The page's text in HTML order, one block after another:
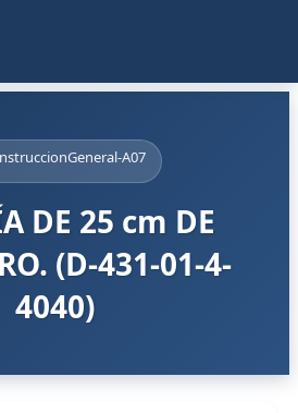
A07
DE 25 cm DE
(D-431-01-4-
4040)